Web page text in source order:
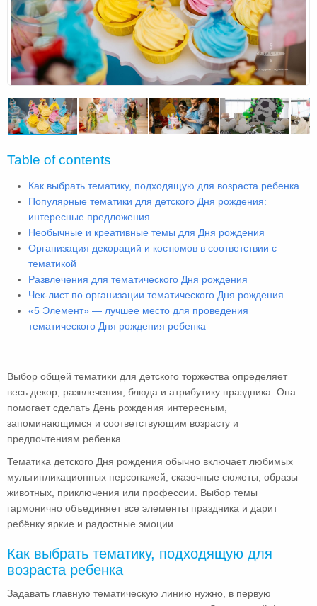
Table of contents
Как выбрать тематику, подходящую для возраста ребенка
Популярные тематики для детского Дня рождения:
интересные предложения
Необычные и креативные темы для Дня рождения
Организация декораций и костюмов в соответствии с
тематикой
Развлечения для тематического Дня рождения
Чек-лист по организации тематического Дня рождения
«5 Элемент» — лучшее место для проведения
тематического Дня рождения ребенка
Выбор общей тематики для детского торжества определяет
весь декор, развлечения, блюда и атрибутику праздника. Она
помогает сделать День рождения интересным,
запоминающимся и соответствующим возрасту и
предпочтениям ребенка.
Тематика детского Дня рождения обычно включает любимых
мультипликационных персонажей, сказочные сюжеты, образы
животных, приключения или профессии. Выбор темы
гармонично объединяет все элементы праздника и дарит
ребёнку яркие и радостные эмоции.
Как выбрать тематику, подходящую для
возраста ребенка
Задавать главную тематическую линию нужно, в первую